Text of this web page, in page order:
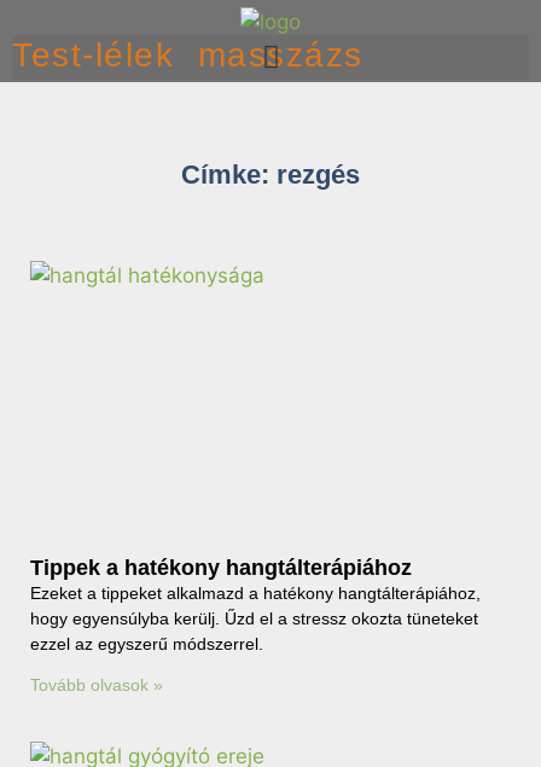
Test-lélek masszázs
Címke: rezgés
Tippek a hatékony hangtálterápiához
Ezeket a tippeket alkalmazd a hatékony hangtálterápiához,
hogy egyensúlyba kerülj. Űzd el a stressz okozta tüneteket
ezzel az egyszerű módszerrel.
Tovább olvasok »